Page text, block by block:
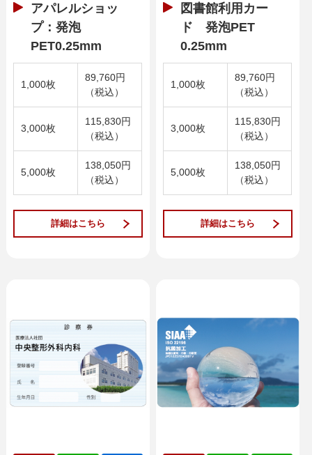
アパレルショッ
プ：発泡
PET0.25mm
1,000枚
89,760円
（税込）
3,000枚
115,830円
（税込）
5,000枚
138,050円
（税込）
詳細はこちら
図書館利用カー
ド 発泡PET
0.25mm
1,000枚
89,760円
（税込）
3,000枚
115,830円
（税込）
5,000枚
138,050円
（税込）
詳細はこちら